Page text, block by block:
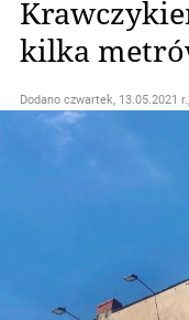
kilka
Dodano czwartek, 13.05.2021